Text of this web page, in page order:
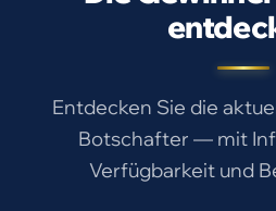
Entdecken Sie die
Botschafter — mit
Verfügbarkeit und